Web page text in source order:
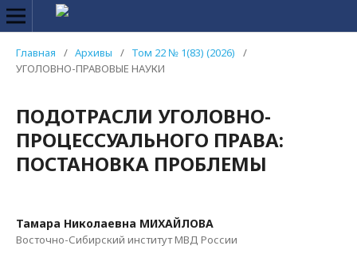
Главная / Архивы / Том 22 № 1(83) (2026)
/
УГОЛОВНО-ПРАВОВЫЕ НАУКИ
ПОДОТРАСЛИ УГОЛОВНО-
ПРОЦЕССУАЛЬНОГО ПРАВА:
ПОСТАНОВКА ПРОБЛЕМЫ
Тамара Николаевна МИХАЙЛОВА
Восточно-Сибирский институт МВД России